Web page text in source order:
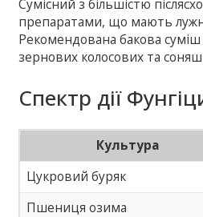
Сумісний з більшістю
препаратами, що мають
Рекомендована бакова
зернових колосових та
Спектр дії
Культура
Цукровий буряк
Пшениця озима